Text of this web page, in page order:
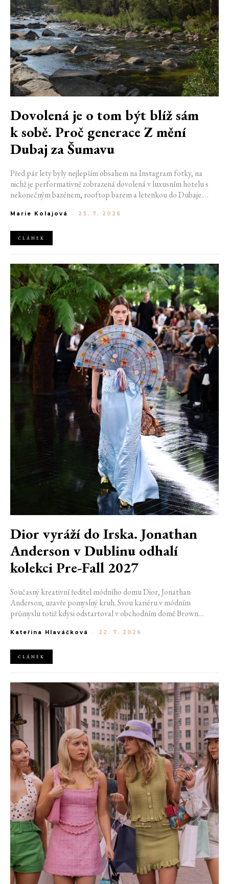
Dovolená je o tom být blíž sám
k sobě. Proč generace Z mění
Dubaj za Šumavu
Před pár lety byly nejlepším obsahem na Instagram fotky, na
nichž je performativně zobrazená dovolená v luxusním hotelu s
nekonečným bazénem, rooftop barem a letenkou do Dubaje.
horách. Ranní koupání v lomu. Výlet vlakem na Šumavu.
Marie Kolajová - 23. 7. 2026
ČLÁNEK
Dior vyráží do Irska. Jonathan
Anderson v Dublinu odhalí
kolekci Pre-Fall 2027
Současný kreativní ředitel módního domu Dior, Jonathan
Anderson, uzavře pomyslný kruh. Svou kariéru v módním
průmyslu totiž kdysi odstartoval v obchodním domě Brown
jedné z největších luxusních značek světa. V prosinci totiž v
Fall 2027.
Kateřina Hlaváčková - 22. 7. 2026
ČLÁNEK